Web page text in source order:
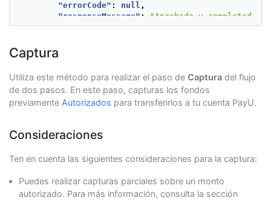
"postalCode"
"street2": "5555487" ,
"city"
"Lima"
"state"
"Lima y Callao"
"country": "PE",
}
"payer" :
{
"fullName":
"First name and second payer
"emailAddress": "payer_test@test.com"
"errorCode" : null ,
"responseMessage" :
"Aprobado y completado
"transactionDate": null,
"BANK_REFERENCED_CODE": "CREDIT"
},
"additionalInfo": null
Captura
Utiliza este método para realizar el paso de Captura del flujo
de dos pasos. En este paso, capturas los fondos
previamente Autorizados para transferirlos a tu cuenta PayU.
Consideraciones
Ten en cuenta las siguientes consideraciones para la captura:
Puedes realizar capturas parciales sobre un monto
autorizado. Para más información, consulta la sección